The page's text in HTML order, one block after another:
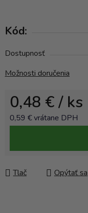
Kód:
Dostupnosť
Možnosti doručenia
0,48 €/ ks
0,59 € vrátane DPH
Tlač Opýtať sa